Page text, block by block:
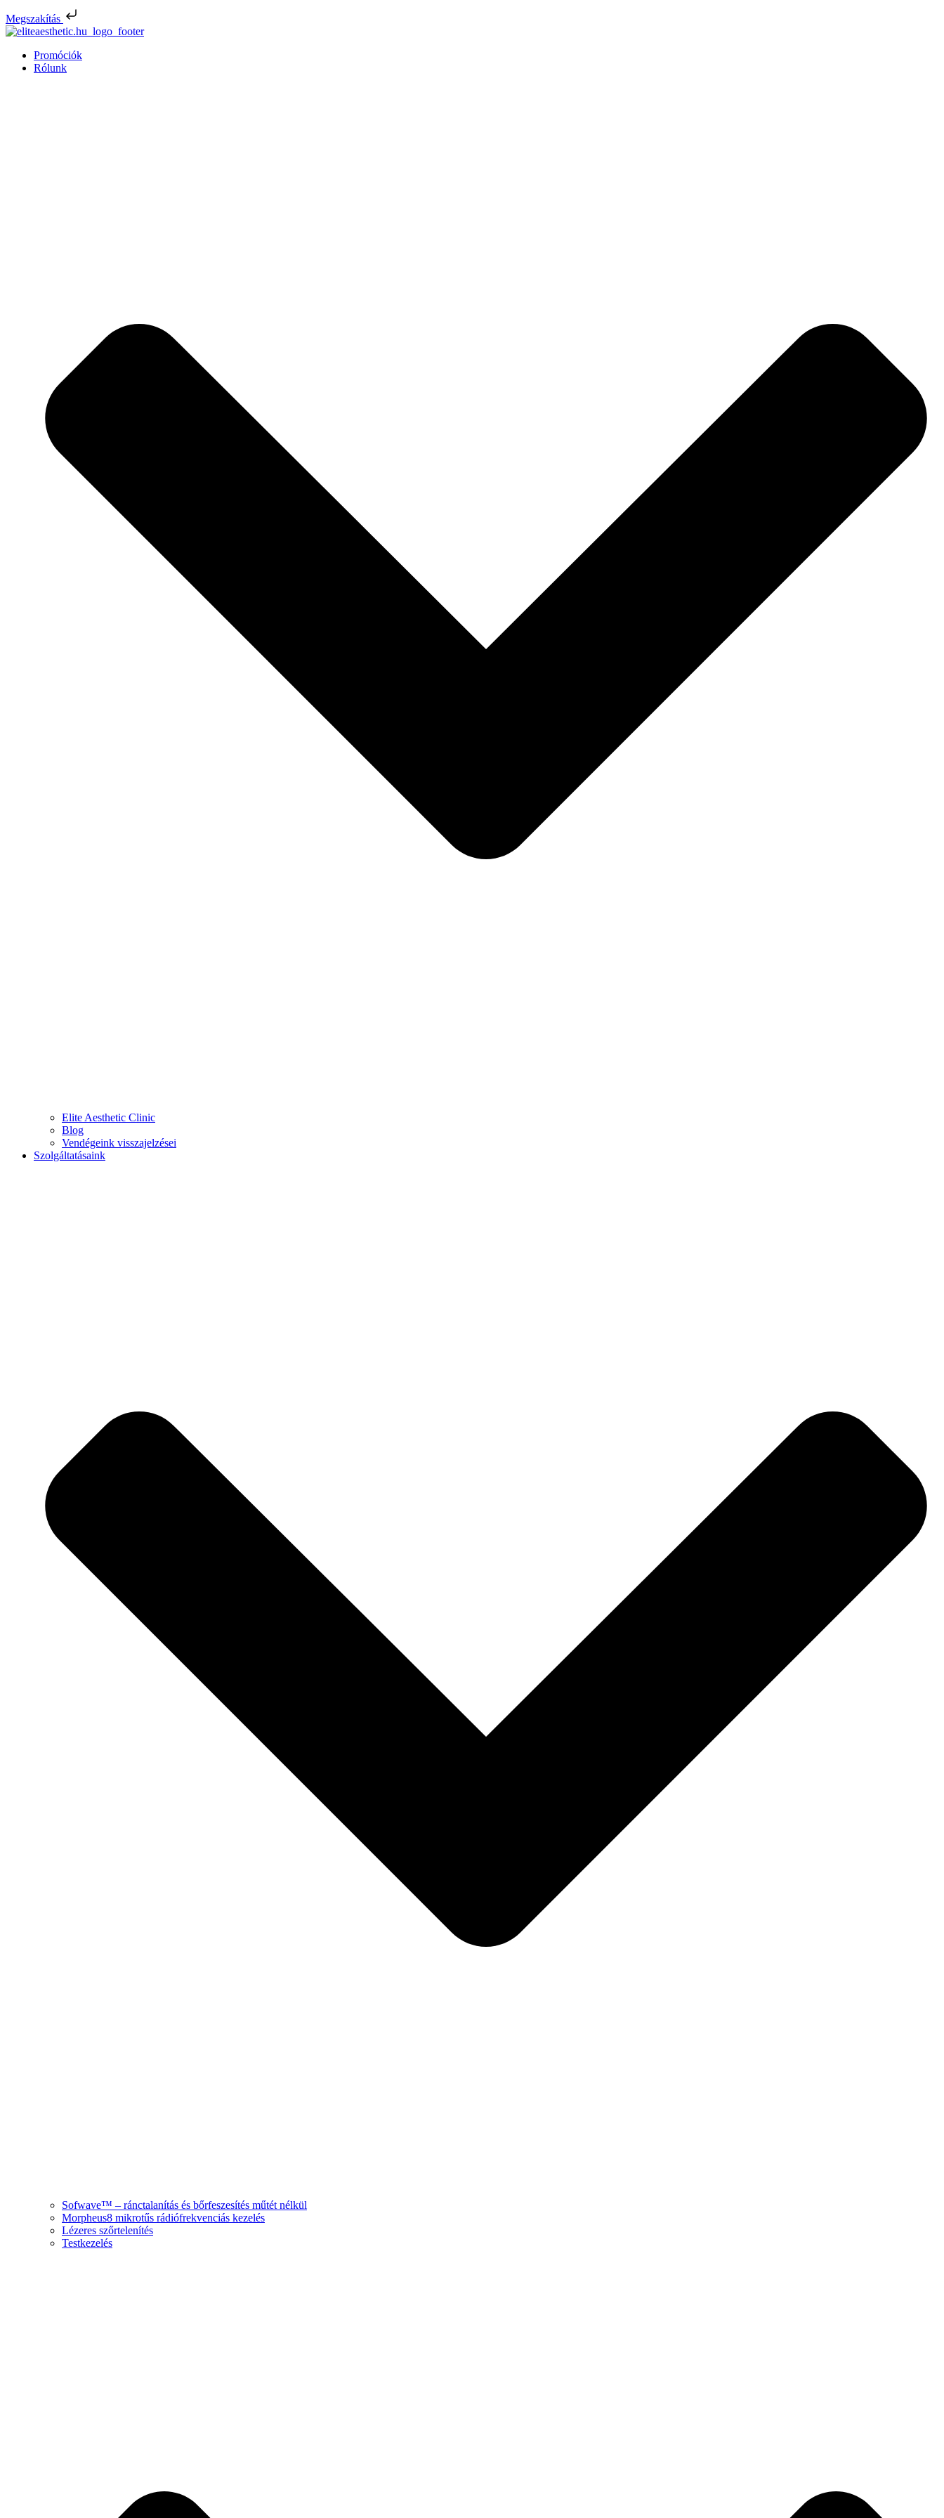
Megszakítás
Promóciók
Rólunk
Elite Aesthetic Clinic
Blog
Vendégeink visszajelzései
Szolgáltatásaink
Sofwave™ – ránctalanítás és bőrfeszesítés műtét nélkül
Morpheus8 mikrotűs rádiófrekvenciás kezelés
Lézeres szőrtelenítés
Testkezelés